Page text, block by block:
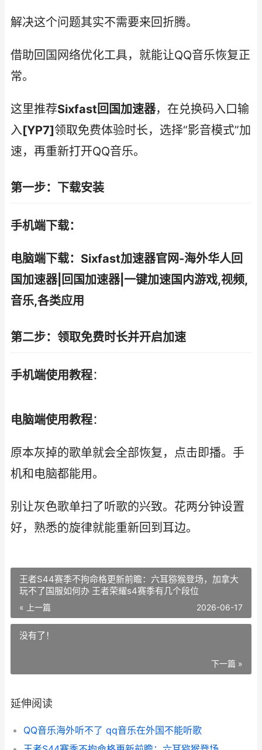
解决这个问题其实不需要来回折腾。
借助回国网络优化工具，就能让QQ音乐恢复正
常。
这里推荐Sixfast回国加速器，在兑换码入口输
入[YP7]领取免费体验时长，选择“影音模式”加
速，再重新打开QQ音乐。
第一步：下载安装
手机端下载：
电脑端下载：Sixfast加速器官网-海外华人回
国加速器|回国加速器|一键加速国内游戏,视频,
音乐,各类应用
第二步：领取免费时长并开启加速
手机端使用教程：
电脑端使用教程：
原本灰掉的歌单就会全部恢复，点击即播。手
机和电脑都能用。
别让灰色歌单扫了听歌的兴致。花两分钟设置
好，熟悉的旋律就能重新回到耳边。
王者S44赛季不拘命格更新前瞻：六耳猕猴登场，加拿大
玩不了国服如何办 王者荣耀s4赛季有几个段位
« 上一篇 2026-06-17
没有了！
下一篇 »
延伸阅读
QQ音乐海外听不了 qq音乐在外国不能听歌